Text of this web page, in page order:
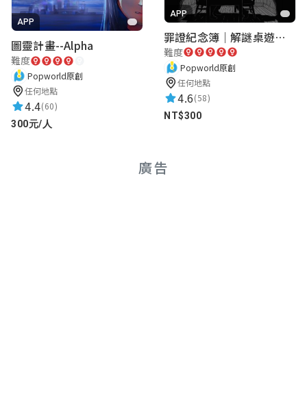
很讚 推推
張凱森
2022-02-13 12:18:41
★★★★★
故事寫的很棒 很有代入感
唯一一個解比卡的是松鼠那關
看了解析才恍然大悟
APP
圖靈計畫--Alpha
難度
Popworld原創
任何地點
4.4(60)
300元/人
APP
罪證紀念簿｜解謎桌遊｜警匪偵訊｜室內遊戲
難度
Popworld原創
任何地點
4.6(58)
NT$300
廣告